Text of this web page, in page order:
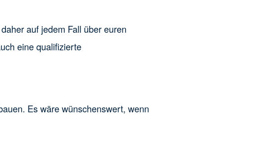
auf jedem Fall über euren
eine qualifizierte
Es wäre wünschenswert, wenn